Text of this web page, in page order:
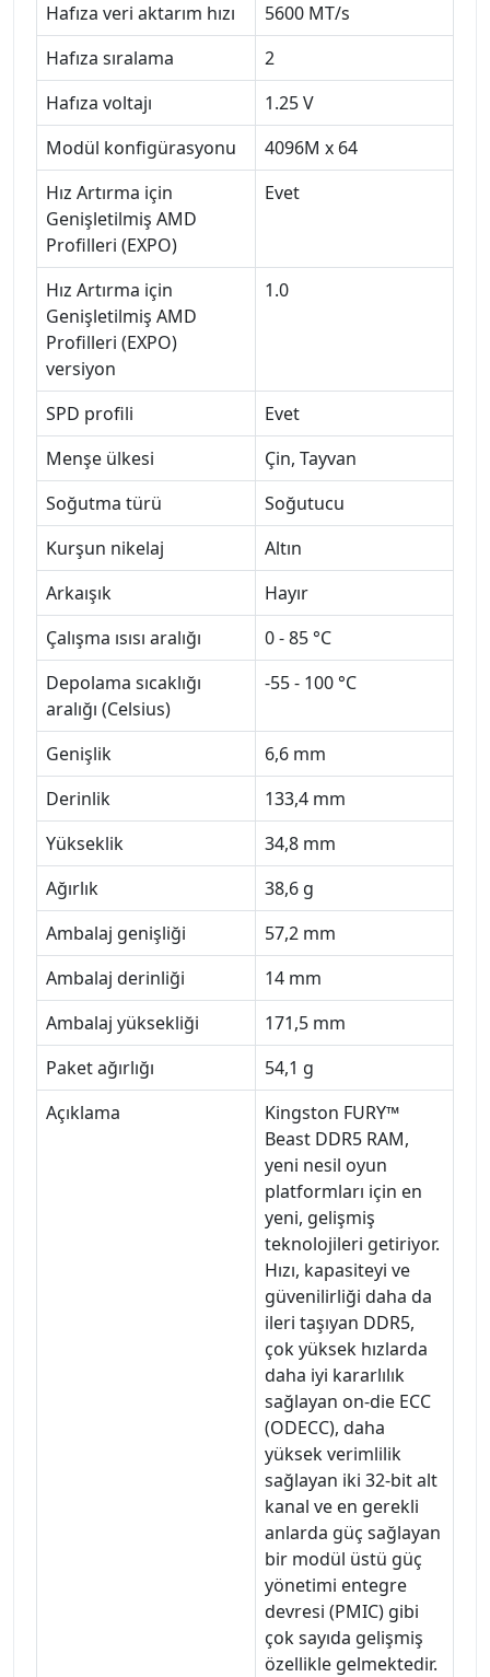
Hafıza veri aktarım hızı
5600 MT/s
Hafıza sıralama
2
Hafıza voltajı
1.25 V
Modül konfigürasyonu
4096M x 64
Hız Artırma için
Genişletilmiş AMD
Profilleri (EXPO)
Evet
Hız Artırma için
Genişletilmiş AMD
Profilleri (EXPO)
versiyon
1.0
SPD profili
Evet
Menşe ülkesi
Çin, Tayvan
Soğutma türü
Soğutucu
Kurşun nikelaj
Altın
Arkaışık
Hayır
Çalışma ısısı aralığı
0 - 85 °C
Depolama sıcaklığı
aralığı (Celsius)
-55 - 100 °C
Genişlik
6,6 mm
Derinlik
133,4 mm
Yükseklik
34,8 mm
Ağırlık
38,6 g
Ambalaj genişliği
57,2 mm
Ambalaj derinliği
14 mm
Ambalaj yüksekliği
171,5 mm
Paket ağırlığı
54,1 g
Açıklama
Kingston FURY™
Beast DDR5 RAM,
yeni nesil oyun
platformları için en
yeni, gelişmiş
teknolojileri getiriyor.
Hızı, kapasiteyi ve
güvenilirliği daha da
ileri taşıyan DDR5,
çok yüksek hızlarda
daha iyi kararlılık
sağlayan on-die ECC
(ODECC), daha
yüksek verimlilik
sağlayan iki 32-bit alt
kanal ve en gerekli
anlarda güç sağlayan
bir modül üstü güç
yönetimi entegre
devresi (PMIC) gibi
çok sayıda gelişmiş
özellikle gelmektedir.